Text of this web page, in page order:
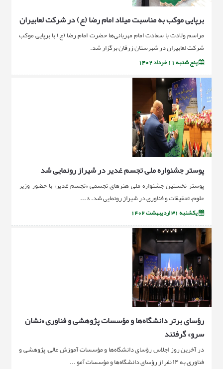
برپایی موکب به مناسبت میلاد امام رضا (ع) در شرکت لعابیران
مراسم ولادت با سعادت امام مهربانی‌ها حضرت امام رضا (ع) با برپایی موکب
شرکت لعابیران در شهرستان زرقان برگزار شد.
پنج شنبه 11 خرداد 1402
پوستر جشنواره ملی تجسم غدیر در شیراز رونمایی شد
پوستر نخستین جشنواره ملی هنرهای تجسمی «تجسم غدیر» با حضور وزیر
علوم، تحقیقات و فناوری در شیراز رونمایی شد. & ...
یکشنبه 31 اردیبهشت 1402
رؤسای برتر دانشگاه‌ها و مؤسسات پژوهشی و فناوری «نشان
سرو» گرفتند
در آخرین روز اجلاس رؤسای دانشگاه‌ها و مؤسسات آموزش عالی، پژوهشی و
فناوری به ۱۴ نفر از رؤسای دانشگاه‌ها و مؤسسات آمو ...